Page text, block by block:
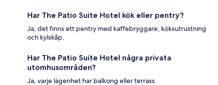
Har The Patio Suite Hotel kök eller pentry?
Ja, det finns ett pentry med kaffebryggare, köksutrustning
och kylskåp.
Har The Patio Suite Hotel några privata
utomhusområden?
Ja, varje lägenhet har balkong eller terrass.